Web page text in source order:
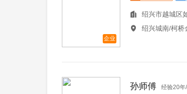
企业
绍兴市越城区
绍兴城南/柯桥
孙师傅 经验20年